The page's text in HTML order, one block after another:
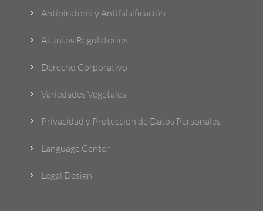
5 Antipiratería y Antifalsificación
5 Asuntos Regulatorios
5 Derecho Corporativo
5 Variedades Vegetales
5 Privacidad y Protección de Datos Personales
5 Language Center
5 Legal Design